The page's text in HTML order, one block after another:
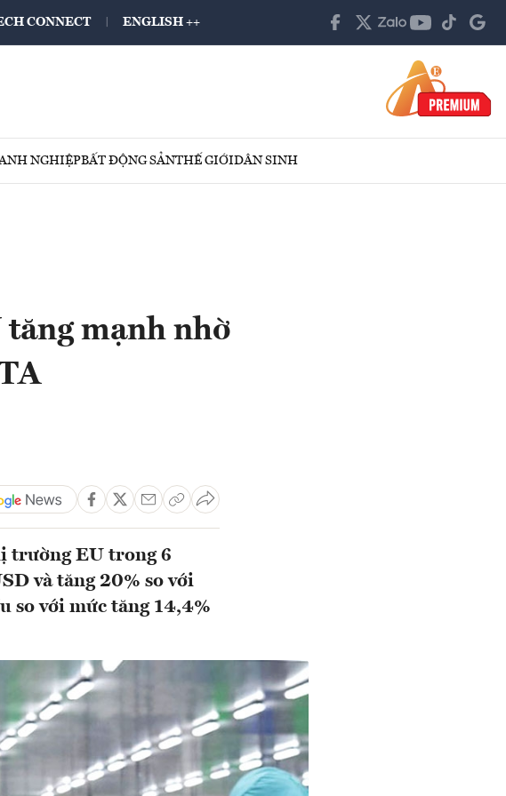
CONNECT ENGLISH ++
NGHIỆPBẤT ĐỘNG SẢNTHẾ GIỚIDÂN SINH
tăng mạnh nhờ
trường EU trong 6
và tăng 20% so với
so với mức tăng 14,4%